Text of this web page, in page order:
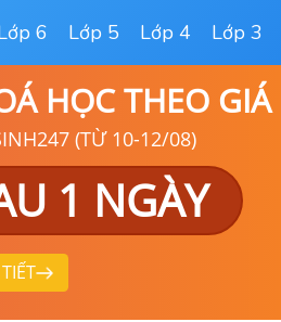
6 Lớp 5 Lớp 4 Lớp 3
HỌC THEO GIÁ
(TỪ 10-12/08)
1 NGÀY